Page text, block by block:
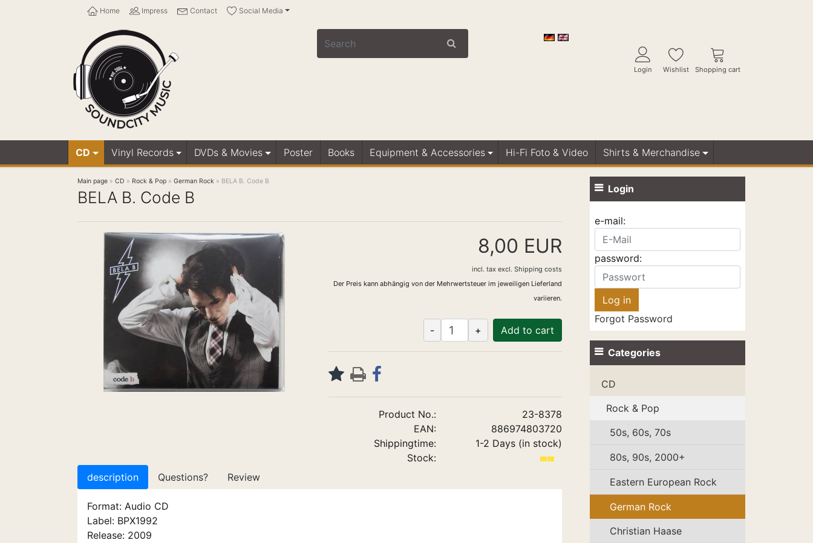
Home Impress Contact Social Media
Login Wishlist Shopping cart
CD Vinyl Records DVDs & Movies Poster Books Equipment & Accessories Hi-Fi Foto & Video Shirts & Merchandise
Main page » CD » Rock & Pop » German Rock » BELA B. Code B
BELA B. Code B
8,00 EUR
incl. taxexcl. Shipping costs
Der Preis kann abhängig von der Mehrwertsteuer im jeweiligen Lieferland
variieren.
- + Add to cart
Product No.:
23-8378
EAN:
886974803720
Shippingtime:
1-2 Days (in stock)
Stock:
description
Questions? Review
Format: Audio CD
Label: BPX1992
Release: 2009
Login
e-mail:
password:
Forgot Password
Categories
CD
Rock & Pop
50s, 60s, 70s
80s, 90s, 2000+
Eastern European Rock
German Rock
Christian Haase